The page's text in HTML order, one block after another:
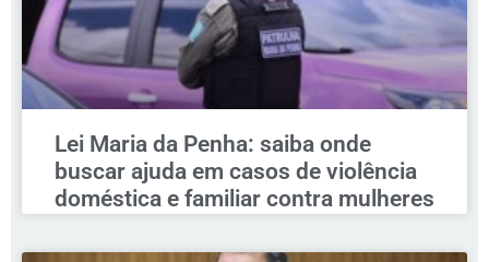
Lei Maria da Penha: saiba onde
buscar ajuda em casos de violência
doméstica e familiar contra mulheres